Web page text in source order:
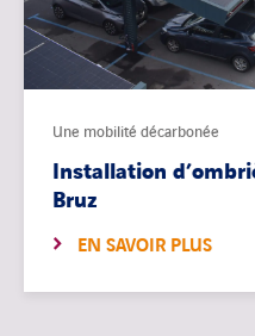
Une mobilité décarbonée
Installation
Bruz
EN SAVOIR PLUS